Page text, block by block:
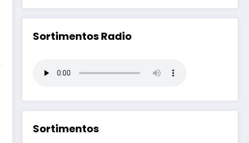
Sortimentos Radio
Sortimentos